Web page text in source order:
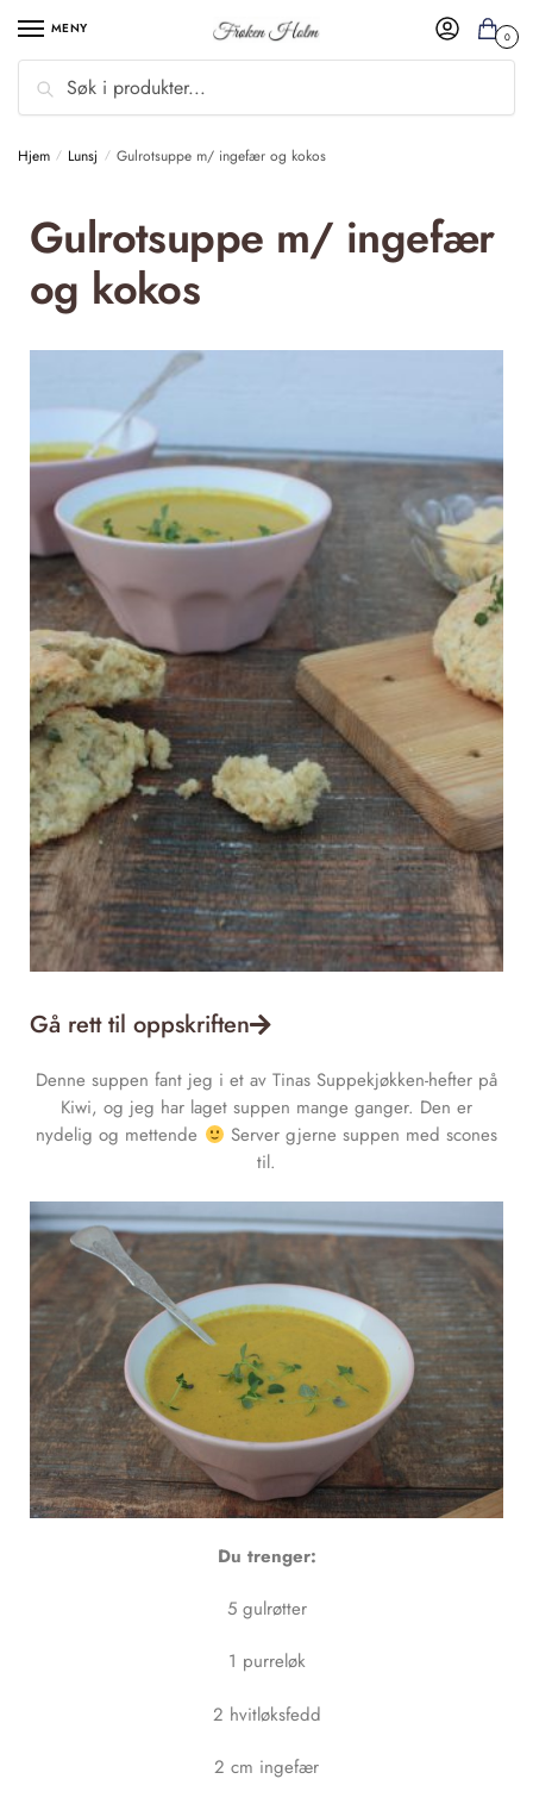
MENY
Søk
0
Hjem / Lunsj / Gulrotsuppe m/ ingefær og kokos
Gulrotsuppe m/ ingefær
og kokos
Gå rett til oppskriften
Denne suppen fant jeg i et av Tinas Suppekjøkken-hefter på
Kiwi, og jeg har laget suppen mange ganger. Den er
nydelig og mettende
Server gjerne suppen med scones
til.
Du trenger:
5 gulrøtter
1 purreløk
2 hvitløksfedd
2 cm ingefær